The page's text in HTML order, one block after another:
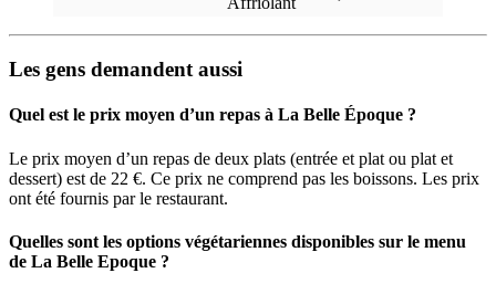
Les gens demandent aussi
Quel est le prix moyen d’un repas à La Belle Époque ?
Le prix moyen d’un repas de deux plats (entrée et plat ou plat et
dessert) est de 22 €. Ce prix ne comprend pas les boissons. Les prix
ont été fournis par le restaurant.
Quelles sont les options végétariennes disponibles sur le menu
de La Belle Epoque ?